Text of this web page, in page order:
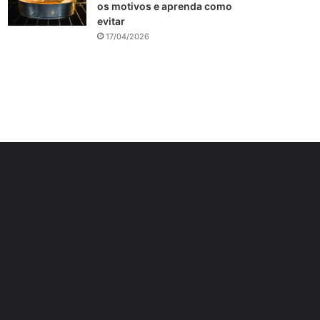
os motivos e aprenda como
evitar
17/04/2026